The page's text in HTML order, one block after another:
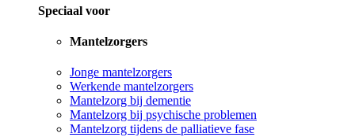
Speciaal voor
Mantelzorgers
Jonge mantelzorgers
Werkende mantelzorgers
Mantelzorg bij dementie
Mantelzorg bij psychische problemen
Mantelzorg tijdens de palliatieve fase